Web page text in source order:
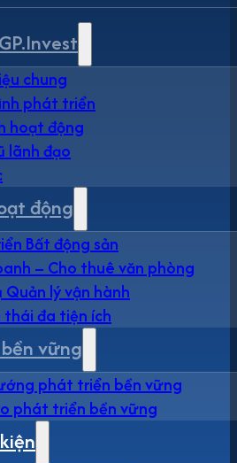
chung
phát triển
hoạt động
lãnh đạo
động
Bất động sản
– Cho thuê văn phòng
Quản lý vận hành
thái đa tiện ích
vững
phát triển bền vững
phát triển bền vững